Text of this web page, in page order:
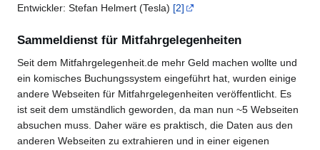
Entwickler: Stefan Helmert (Tesla) [2]
Sammeldienst für Mitfahrgelegenheiten
Seit dem Mitfahrgelegenheit.de mehr Geld machen wollte und
ein komisches Buchungssystem eingeführt hat, wurden einige
andere Webseiten für Mitfahrgelegenheiten veröffentlicht. Es
ist seit dem umständlich geworden, da man nun ~5 Webseiten
absuchen muss. Daher wäre es praktisch, die Daten aus den
anderen Webseiten zu extrahieren und in einer eigenen